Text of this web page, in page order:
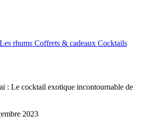
Les rhums Coffrets & cadeaux Cocktails
: Le cocktail exotique incontournable de
2023